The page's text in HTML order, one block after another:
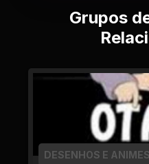
Grupos
DESENHOS E ANIMES